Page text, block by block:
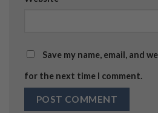
Save my name, email, and
for the next time I comment.